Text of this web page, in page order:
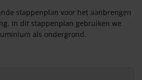
stappenplan voor het aanbrengen
In dit stappenplan gebruiken we
als ondergrond.